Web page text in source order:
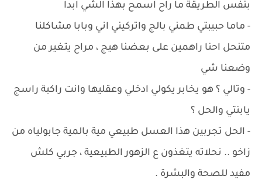
بنفس الطريقة ما راح اسمح بهذا الشي ابداً
- ماما حبيبتي طمني بالج واتركيني اني وبابا مشاكلنا
متنحل احنا راهمين على بعضنا هيج ، مراح يتغير من
وضعنا شي
- وتالي ؟ هو يخابر يكولي ادخلي وعقليها وانت راكبة راسج
يابنتي والحل ؟
- الحل تجربين هذا العسل طبيعي مية بالمية جابولياه من
زاخو .. نحلاته يتغذون ع الزهور الطبيعية ، جربي كلش
مفيد للصحة والبشرة .